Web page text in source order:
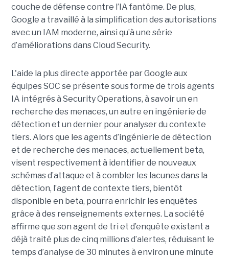
couche de défense contre l’IA fantôme. De plus,
Google a travaillé à la simplification des autorisations
avec un IAM moderne, ainsi qu’à une série
d’améliorations dans Cloud Security.
L'aide la plus directe apportée par Google aux
équipes SOC se présente sous forme de trois agents
IA intégrés à Security Operations, à savoir un en
recherche des menaces, un autre en ingénierie de
détection et un dernier pour analyser du contexte
tiers. Alors que les agents d’ingénierie de détection
et de recherche des menaces, actuellement beta,
visent respectivement à identifier de nouveaux
schémas d’attaque et à combler les lacunes dans la
détection, l’agent de contexte tiers, bientôt
disponible en beta, pourra enrichir les enquêtes
grâce à des renseignements externes. La société
affirme que son agent de tri et d’enquête existant a
déjà traité plus de cinq millions d’alertes, réduisant le
temps d’analyse de 30 minutes à environ une minute